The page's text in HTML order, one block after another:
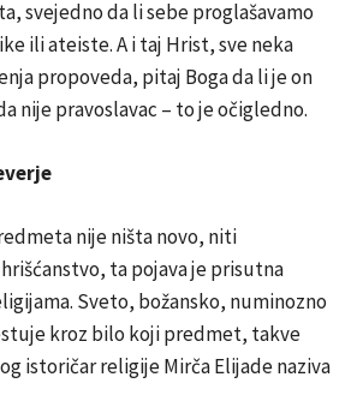
svejedno da li sebe proglašavamo
ili ateiste. A i taj Hrist, sve neka
propoveda, pitaj Boga da li je on
nije pravoslavac – to je očigledno.
nije ništa novo, niti
ta pojava je prisutna
Sveto, božansko, numinozno
kroz bilo koji predmet, takve
istoričar religije Mirča Elijade naziva